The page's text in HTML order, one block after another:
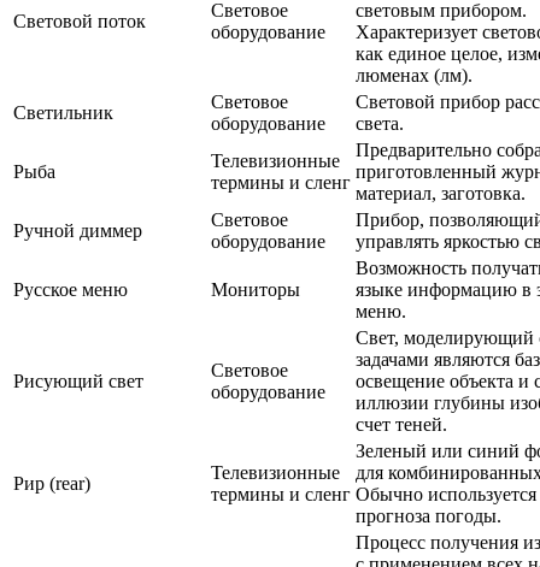
Световой поток
Световое
оборудование
световым прибором.
Характеризует
как единое целое,
люменах (лм).
Светильник
Световое
оборудование
Световой прибор
света.
Рыба
Телевизионные
термины и сленг
Предварительно
приготовленный
материал, заготовка.
Ручной диммер
Световое
оборудование
Прибор,
управлять яркостью
Русское меню Мониторы
Возможность
языке информацию в
меню.
Рисующий свет
Световое
оборудование
Свет, моделирующий
задачами являются
освещение объекта и
иллюзии глубины
счет теней.
Рир (rear)
Телевизионные
термины и сленг
Зеленый или синий
для
Обычно
прогноза погоды.
Процесс получения